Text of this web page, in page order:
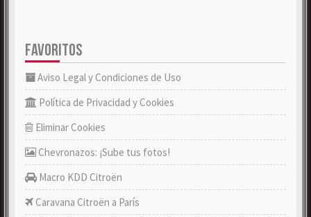
FAVORITOS
Aviso Legal y Condiciones de Uso
Política de Privacidad y Cookies
Eliminar Cookies
Chevronazos: ¡Sube tus fotos!
Macro KDD Citroën
Caravana Citroën a París